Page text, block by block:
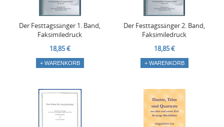
Der Festtagssänger 1. Band,
Faksimiledruck
18,85 €
+ WARENKORB
Der Festtagssänger 2. Band,
Faksimiledruck
18,85 €
+ WARENKORB